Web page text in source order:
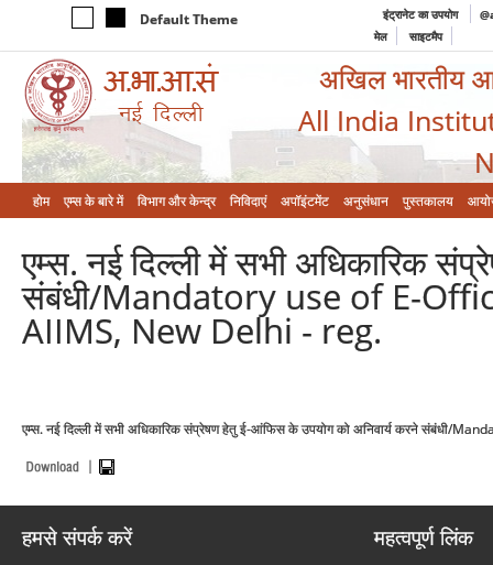
Default Theme इंट्रानेट का उपयोग
मेल
साइटमैप
अखिल भारतीय
All India
होम एम्‍स के बारे में विभाग और केन्‍द्र निविदाएं अपॉइंटमेंट अनुसंधान पुस्तकालय
एम्स. नई दिल्ली में सभी अधिकारिक
संबंधी/Mandatory use of E-
AIIMS, New Delhi - reg.
एम्स. नई दिल्ली में सभी अधिकारिक संप्रेषण हेतु ई-आंफिस के उपयोग को अनिवार्य करने
हमसे संपर्क करें महत्वपूर्ण लिंक